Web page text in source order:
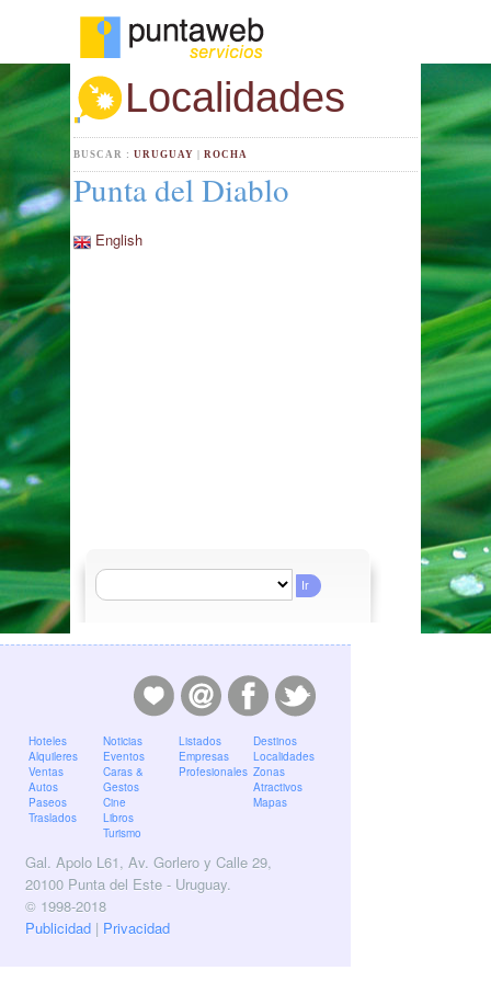
Localidades
BUSCAR :URUGUAY |ROCHA
Punta del Diablo
English
Hoteles
Alquileres
Ventas
Autos
Paseos
Traslados
Noticias
Eventos
Caras &
Gestos
Cine
Libros
Turismo
Listados
Empresas
Profesionales
Destinos
Localidades
Zonas
Atractivos
Mapas
Gal. Apolo L61, Av. Gorlero y Calle 29,
20100 Punta del Este - Uruguay.
© 1998-2018
Publicidad| Privacidad